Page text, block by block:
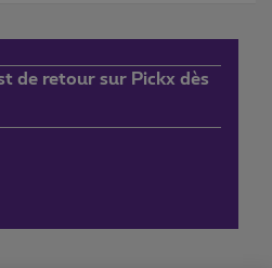
de retour sur Pickx dès